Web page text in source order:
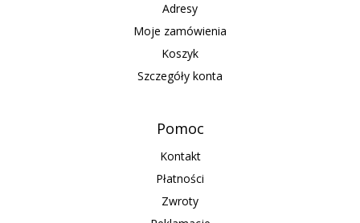
Adresy
Moje zamówienia
Koszyk
Szczegóły konta
Pomoc
Kontakt
Płatności
Zwroty